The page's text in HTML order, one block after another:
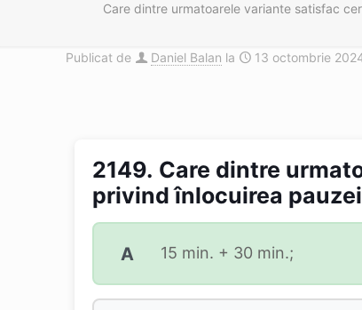
Care dintre urmatoarele variante satisfac
Publicat de Daniel Balan la 13 octombrie
2149. Care dintre
privind înlocuirea
A 15 min. + 30 min.;